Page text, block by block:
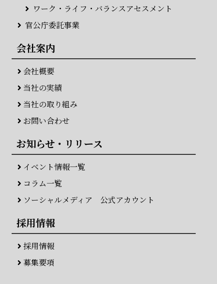
ワーク・ライフ・バランスアセスメント
官公庁委託事業
会社案内
会社概要
当社の実績
当社の取り組み
お問い合わせ
お知らせ・リリース
イベント情報一覧
コラム一覧
ソーシャルメディア 公式アカウント
採用情報
採用情報
募集要項